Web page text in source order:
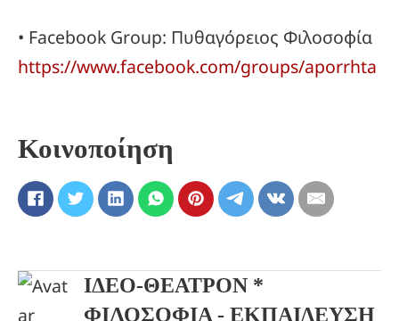
• Facebook Group: Πυθαγόρειος Φιλοσοφία
https://www.facebook.com/groups/aporrhta
Κοινοποίηση
ΙΔΕΟ-ΘΕΑΤΡΟΝ *
ΦΙΛΟΣΟΦΙΑ - ΕΚΠΑΙΔΕΥΣΗ